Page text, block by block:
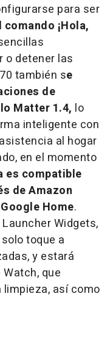
para ser
¡Hola,
o detener las
también se
de
Matter 1.4, lo
inteligente con
al hogar
en el momento
es compatible
de Amazon
Home.
Widgets,
toque a
y estará
que
así como